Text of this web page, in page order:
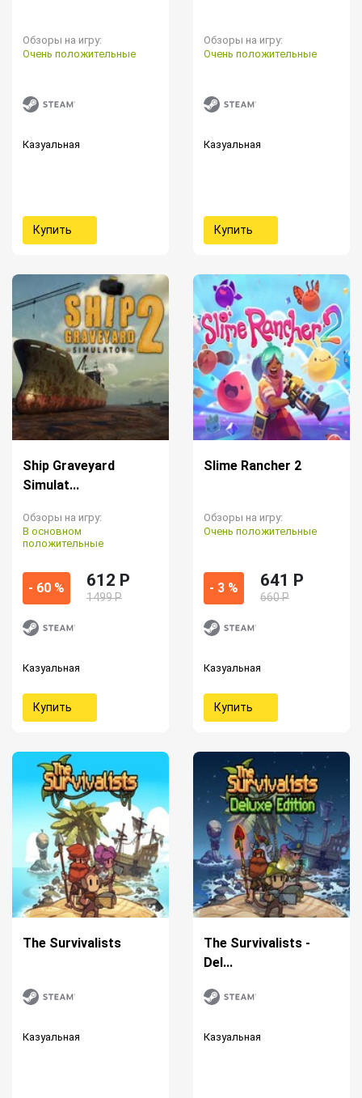
Обзоры на игру:
Очень положительные
Казуальная
Купить
Обзоры на игру:
Очень положительные
Казуальная
Купить
Ship Graveyard
Simulat...
Обзоры на игру:
В основном
положительные
- 60 % 612 P
1499 Р
Казуальная
Купить
Slime Rancher 2
Обзоры на игру:
Очень положительные
- 3 % 641 P
660 Р
Казуальная
Купить
The Survivalists
Казуальная
The Survivalists -
Del...
Казуальная